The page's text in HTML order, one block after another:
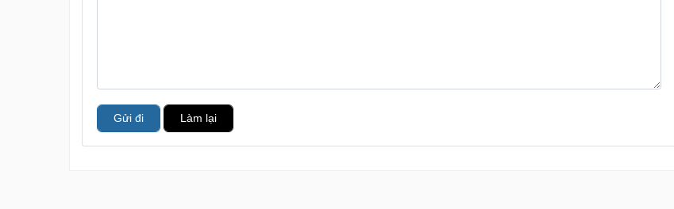
Gửi đi Làm lại